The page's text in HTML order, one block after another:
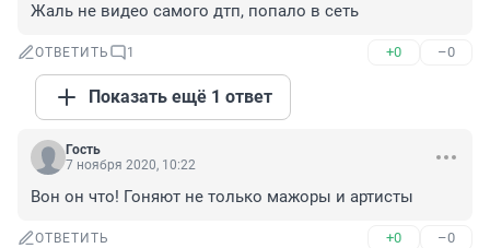
Жаль не видео самого дтп, попало в сеть
ОТВЕТИТЬ 1 +0 –0
Показать ещё 1 ответ
Гость
7 ноября 2020, 10:22
Вон он что! Гоняют не только мажоры и артисты
ОТВЕТИТЬ +0 –0